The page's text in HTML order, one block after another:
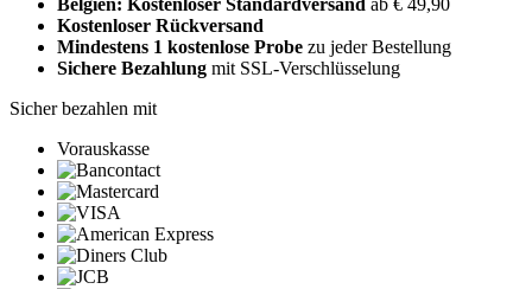
Belgien: Kostenloser Standardversand ab € 49,90
Kostenloser Rückversand
Mindestens 1 kostenlose Probe zu jeder Bestellung
Sichere Bezahlung mit SSL-Verschlüsselung
Sicher bezahlen mit
Vorauskasse